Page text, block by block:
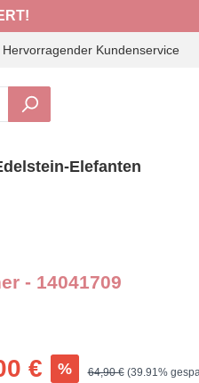
Hervorragender Kundenservice
Elefanten
- 14041709
€ % Regulärer Preis:
64,90 € (39.91%